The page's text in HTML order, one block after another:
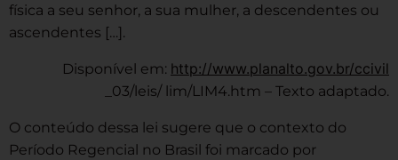
física a seu senhor, a sua mulher, a descendentes ou
ascendentes […].
Disponível em: http://www.planalto.gov.br/ccivil
_03/leis/ lim/LIM4.htm – Texto adaptado.
O conteúdo dessa lei sugere que o contexto do
Período Regencial no Brasil foi marcado por